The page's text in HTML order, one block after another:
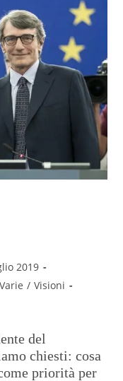
2019
Varie / Visioni
del
chiesti: cosa
priorità per